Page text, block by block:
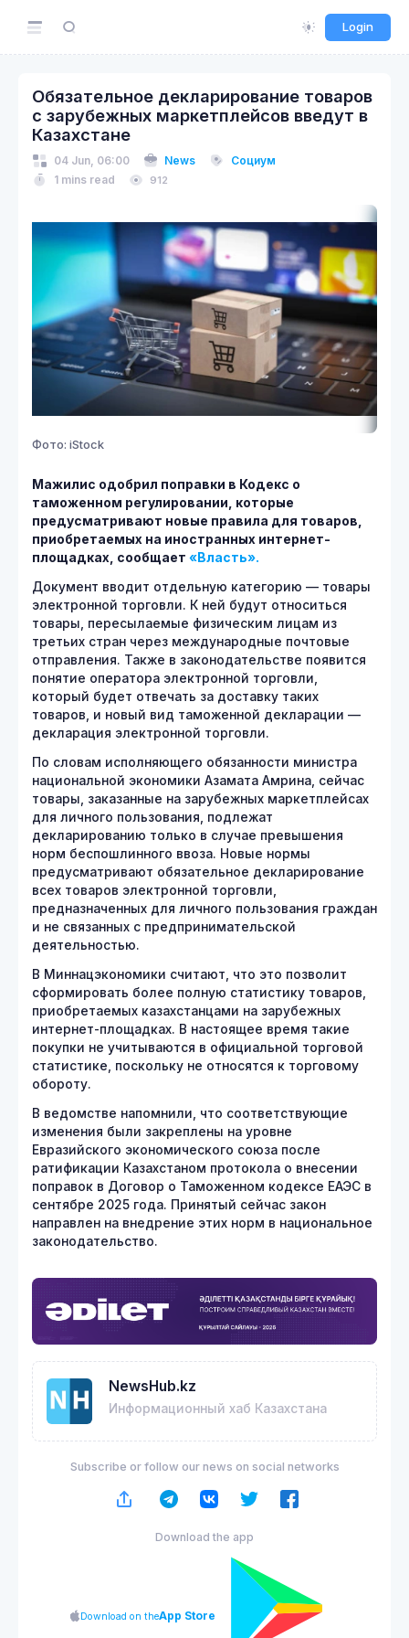
Login
Обязательное декларирование товаров
с зарубежных маркетплейсов введут в
Казахстане
04 Jun, 06:00 News
Социум
1 mins read
912
Фото: iStock
Мажилис одобрил поправки в Кодекс о
таможенном регулировании, которые
предусматривают новые правила для товаров,
приобретаемых на иностранных интернет-
площадках, сообщает «Власть».
Документ вводит отдельную категорию — товары
электронной торговли. К ней будут относиться
товары, пересылаемые физическим лицам из
третьих стран через международные почтовые
отправления. Также в законодательстве появится
понятие оператора электронной торговли,
который будет отвечать за доставку таких
товаров, и новый вид таможенной декларации —
декларация электронной торговли.
По словам исполняющего обязанности министра
национальной экономики Азамата Амрина, сейчас
товары, заказанные на зарубежных маркетплейсах
для личного пользования, подлежат
декларированию только в случае превышения
норм беспошлинного ввоза. Новые нормы
предусматривают обязательное декларирование
всех товаров электронной торговли,
предназначенных для личного пользования граждан
и не связанных с предпринимательской
деятельностью.
В Миннацэкономики считают, что это позволит
сформировать более полную статистику товаров,
приобретаемых казахстанцами на зарубежных
интернет-площадках. В настоящее время такие
покупки не учитываются в официальной торговой
статистике, поскольку не относятся к торговому
обороту.
В ведомстве напомнили, что соответствующие
изменения были закреплены на уровне
Евразийского экономического союза после
ратификации Казахстаном протокола о внесении
поправок в Договор о Таможенном кодексе ЕАЭС в
сентябре 2025 года. Принятый сейчас закон
направлен на внедрение этих норм в национальное
законодательство.
NewsHub.kz
Информационный хаб Казахстана
Subscribe or follow our news on social networks
Download the app
Download on theApp Store